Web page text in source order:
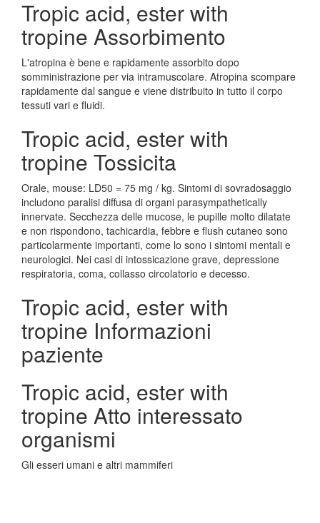
Tropic acid, ester with
tropine Assorbimento
L'atropina è bene e rapidamente assorbito dopo
somministrazione per via intramuscolare. Atropina scompare
rapidamente dal sangue e viene distribuito in tutto il corpo
tessuti vari e fluidi.
Tropic acid, ester with
tropine Tossicita
Orale, mouse: LD50 = 75 mg / kg. Sintomi di sovradosaggio
includono paralisi diffusa di organi parasympathetically
innervate. Secchezza delle mucose, le pupille molto dilatate
e non rispondono, tachicardia, febbre e flush cutaneo sono
particolarmente importanti, come lo sono i sintomi mentali e
neurologici. Nei casi di intossicazione grave, depressione
respiratoria, coma, collasso circolatorio e decesso.
Tropic acid, ester with
tropine Informazioni
paziente
Tropic acid, ester with
tropine Atto interessato
organismi
Gli esseri umani e altri mammiferi